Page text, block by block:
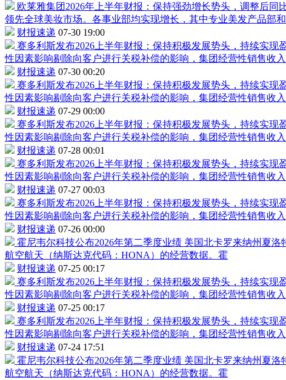
欧莱雅集团2026年上半年财报：保持强劲增长势头，调整后同
领先全球美妆市场。各事业部均实现增长，其中专业美发产品部
财报速递 07-30 19:00
赛多利斯发布2026上半年财报：保持积极发展势头，持续实现
性因素影响剔除向客户进行关税补偿的影响，集团经营性销售收
财报速递 07-30 00:20
赛多利斯发布2026上半年财报：保持积极发展势头，持续实现
性因素影响剔除向客户进行关税补偿的影响，集团经营性销售收
财报速递 07-29 00:00
赛多利斯发布2026上半年财报：保持积极发展势头，持续实现
性因素影响剔除向客户进行关税补偿的影响，集团经营性销售收
财报速递 07-28 00:01
赛多利斯发布2026上半年财报：保持积极发展势头，持续实现
性因素影响剔除向客户进行关税补偿的影响，集团经营性销售收
财报速递 07-27 00:03
赛多利斯发布2026上半年财报：保持积极发展势头，持续实现
性因素影响剔除向客户进行关税补偿的影响，集团经营性销售收
财报速递 07-26 00:00
霍尼韦尔科技公布2026年第二季度业绩 美国北卡罗来纳州夏洛
航空航天（纳斯达克代码：HONA）的经营数据。霍
财报速递 07-25 00:17
赛多利斯发布2026上半年财报：保持积极发展势头，持续实现
性因素影响剔除向客户进行关税补偿的影响，集团经营性销售收
财报速递 07-25 00:17
赛多利斯发布2026上半年财报：保持积极发展势头，持续实现
性因素影响剔除向客户进行关税补偿的影响，集团经营性销售收
财报速递 07-24 17:51
霍尼韦尔科技公布2026年第二季度业绩 美国北卡罗来纳州夏洛
航空航天（纳斯达克代码：HONA）的经营数据。霍